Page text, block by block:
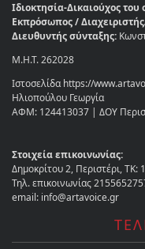
Ιδιοκτησία-Δικαιούχος
Εκπρόσωπος /
Διευθυντής σύνταξης:
Μ.Η.Τ. 262028
Ιστοσελίδα https://
Ηλιοπούλου Γεωργία
ΑΦΜ: 124413037 | ΔΟΥ
Στοιχεία επικοινωνίας:
Δημοκρίτου 2, Περιστέρι, ΤΚ:
Τηλ. επικοινωνίας
email: info@artavoice.gr